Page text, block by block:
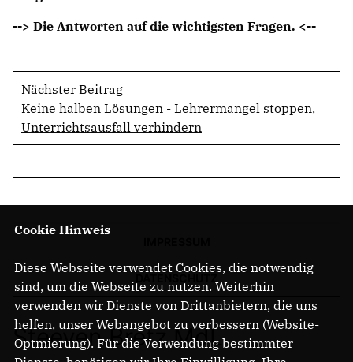
--> Die Antworten auf die wichtigsten Fragen. <--
Nächster Beitrag
Keine halben Lösungen - Lehrermangel stoppen,
Unterrichtsausfall verhindern
Steeven Bretz MdL
Cookie Hinweis
Diese Webseite verwendet Cookies, die notwendig
sind, um die Webseite zu nutzen. Weiterhin
verwenden wir Dienste von Drittanbietern, die uns
helfen, unser Webangebot zu verbessern (Website-
Optmierung). Für die Verwendung bestimmter